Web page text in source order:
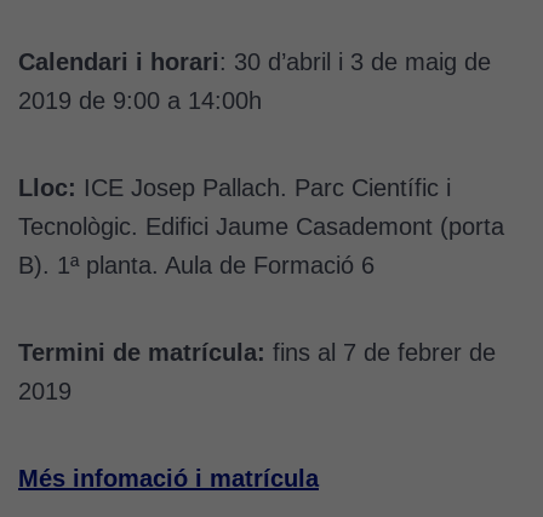
Calendari i horari: 30 d’abril i 3 de maig de
2019 de 9:00 a 14:00h
Lloc: ICE Josep Pallach. Parc Científic i
Tecnològic. Edifici Jaume Casademont (porta
B). 1ª planta. Aula de Formació 6
Termini de matrícula: fins al 7 de febrer de
2019
Més infomació i matrícula